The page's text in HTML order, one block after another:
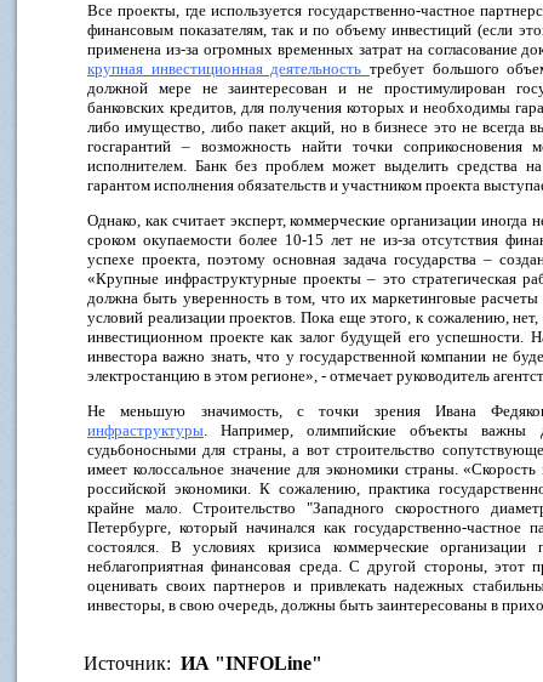
Все проекты, где используется государственно-частное
финансовым показателям, так и по объему инвестиций (если
применена из-за огромных временных затрат на согласование
крупная инвестиционная деятельность требует большого
должной мере не заинтересован и не простимулирован
банковских кредитов, для получения которых и необходимы
либо имущество, либо пакет акций, но в бизнесе это не всегда
госгарантий – возможность найти точки соприкосновения
исполнителем. Банк без проблем может выделить средства
гарантом исполнения обязательств и участником проекта
Однако, как считает эксперт, коммерческие организации
сроком окупаемости более 10-15 лет не из-за отсутствия
успехе проекта, поэтому основная задача государства –
«Крупные инфраструктурные проекты – это стратегическая
должна быть уверенность в том, что их маркетинговые
условий реализации проектов. Пока еще этого, к сожалению,
инвестиционном проекте как залог будущей его успешности.
инвестора важно знать, что у государственной компании не
электростанцию в этом регионе», - отмечает руководитель
Не меньшую значимость, с точки зрения Ивана
инфраструктуры. Например, олимпийские объекты важны
судьбоносными для страны, а вот строительство
имеет колоссальное значение для экономики страны.
российской экономики. К сожалению, практика
крайне мало. Строительство "Западного скоростного
Петербурге, который начинался как государственно-
состоялся. В условиях кризиса коммерческие
неблагоприятная финансовая среда. С другой стороны, этот
оценивать своих партнеров и привлекать надежных
инвесторы, в свою очередь, должны быть заинтересованы в
Источник: ИА "INFOLine"